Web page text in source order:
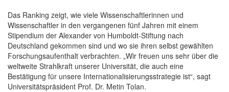
Das Ranking zeigt, wie viele Wissenschaftlerinnen und
Wissenschaftler in den vergangenen fünf Jahren mit einem
Stipendium der Alexander von Humboldt-Stiftung nach
Deutschland gekommen sind und wo sie ihren selbst gewählten
Forschungsaufenthalt verbrachten. „Wir freuen uns sehr über die
weltweite Strahlkraft unserer Universität, die auch eine
Bestätigung für unsere Internationalisierungsstrategie ist“, sagt
Universitätspräsident Prof. Dr. Metin Tolan.